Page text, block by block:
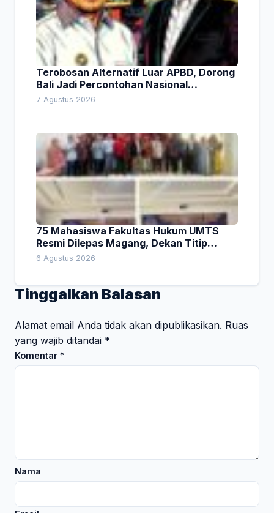
Terobosan Alternatif Luar APBD, Dorong
Bali Jadi Percontohan Nasional
Pembiayaan Daerah
7 Agustus 2026
75 Mahasiswa Fakultas Hukum UMTS
Resmi Dilepas Magang, Dekan Titip
Empat Pesan Penting
6 Agustus 2026
Tinggalkan Balasan
Alamat email Anda tidak akan dipublikasikan. Ruas
yang wajib ditandai *
Komentar *
Nama